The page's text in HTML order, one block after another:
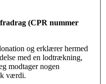
(CPR nummer
og erklærer hermed
med en lodtrækning,
modtager nogen
værdi.